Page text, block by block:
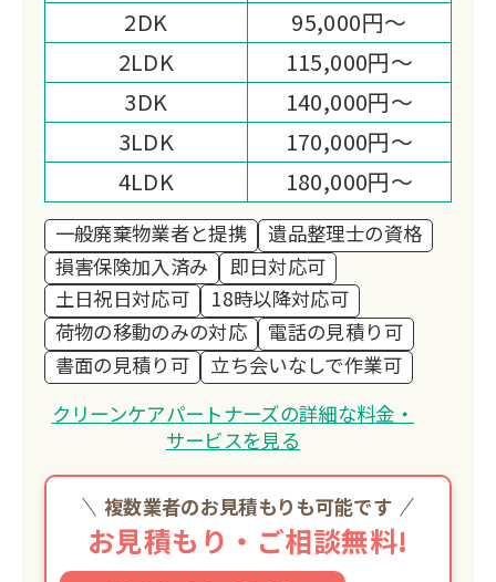
2DK
95,000円～
2LDK
115,000円～
3DK
140,000円～
3LDK
170,000円～
4LDK
180,000円～
一般廃棄物業者と提携
遺品整理士の資格
損害保険加入済み
即日対応可
土日祝日対応可
18時以降対応可
荷物の移動のみの対応
電話の見積り可
書面の見積り可
立ち会いなしで作業可
クリーンケアパートナーズの詳細な料金・
サービスを見る
複数業者のお見積もりも可能です
お見積もり・ご相談無料!